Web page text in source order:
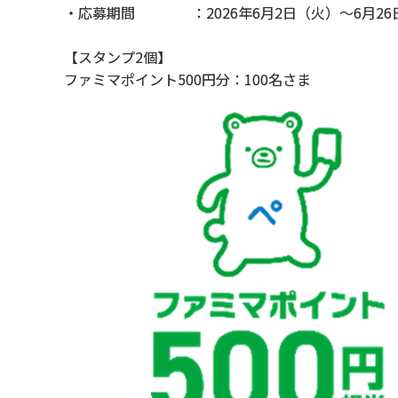
・応募期間 ：2026年6月2日（火）～6月26
【スタンプ2個】
ファミマポイント500円分：100名さま